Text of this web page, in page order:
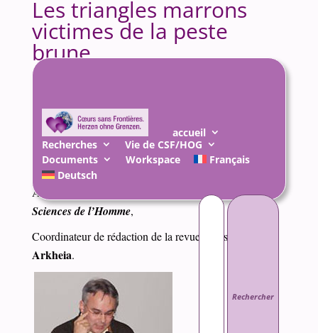
accueil
Recherches
Vie de CSF/HOG
Documents
Workspace
Français
Deutsch
Rechercher :
Les triangles marrons
victimes de la peste
brune
25 Déc 2010
Jacky TRONEL
Attaché de recherche à la
Fondation Maison des
Sciences de l’Homme,
Coordinateur de rédaction de la revue d’Histoire
Arkheia.